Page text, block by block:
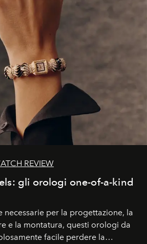
REVIEW
gli orologi one-of-a-kind
necessarie per la progettazione, la
e la montatura, questi orologi da
facile perdere la